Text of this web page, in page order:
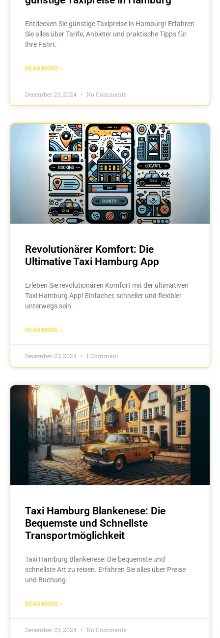
Entdecken Sie günstige Taxipreise in Hamburg! Erfahren
Sie alles über Tarife, Anbieter und praktische Tipps für
Ihre Fahrt.
READ MORE »
December 23, 2024 No Comments
Revolutionärer Komfort: Die
Ultimative Taxi Hamburg App
Erleben Sie revolutionären Komfort mit der ultimativen
Taxi Hamburg App! Einfacher, schneller und flexibler
unterwegs sein.
READ MORE »
December 23, 2024 1 Comment
Taxi Hamburg Blankenese: Die
Bequemste und Schnellste
Transportmöglichkeit
Taxi Hamburg Blankenese: Die bequemste und
schnellste Art zu reisen. Erfahren Sie alles über Preise
und Buchung.
READ MORE »
December 23, 2024 No Comments